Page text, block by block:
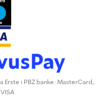
i PBZ banke: MasterCard,